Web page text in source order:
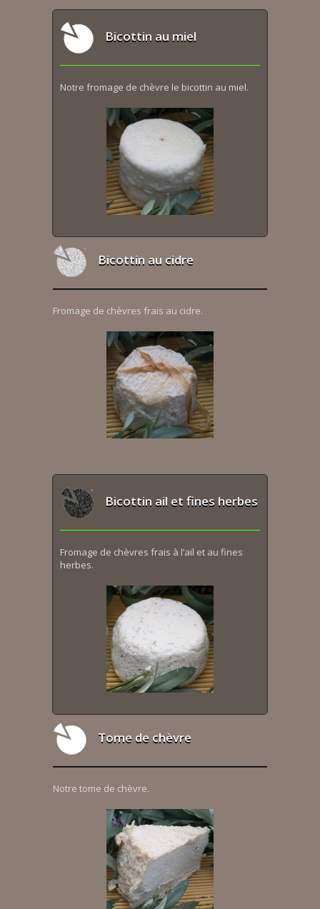
Bicottin au miel
Notre fromage de chèvre le bicottin au miel.
Bicottin au cidre
Fromage de chèvres frais au cidre.
Bicottin ail et fines herbes
Fromage de chèvres frais à l’ail et au fines
herbes.
Tome de chèvre
Notre tome de chèvre.